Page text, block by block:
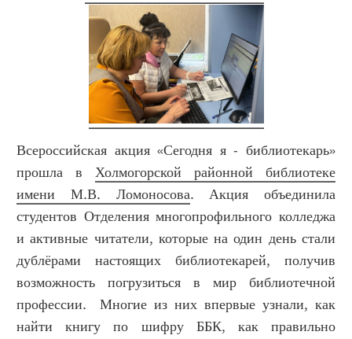
Всероссийская акция «Сегодня я - библиотекарь»
прошла в Холмогорской районной библиотеке
имени М.В. Ломоносова. Акция объединила
студентов Отделения многопрофильного колледжа
и активные читатели, которые на один день стали
дублёрами настоящих библиотекарей, получив
возможность погрузиться в мир библиотечной
профессии. Многие из них впервые узнали, как
найти книгу по шифру ББК, как правильно